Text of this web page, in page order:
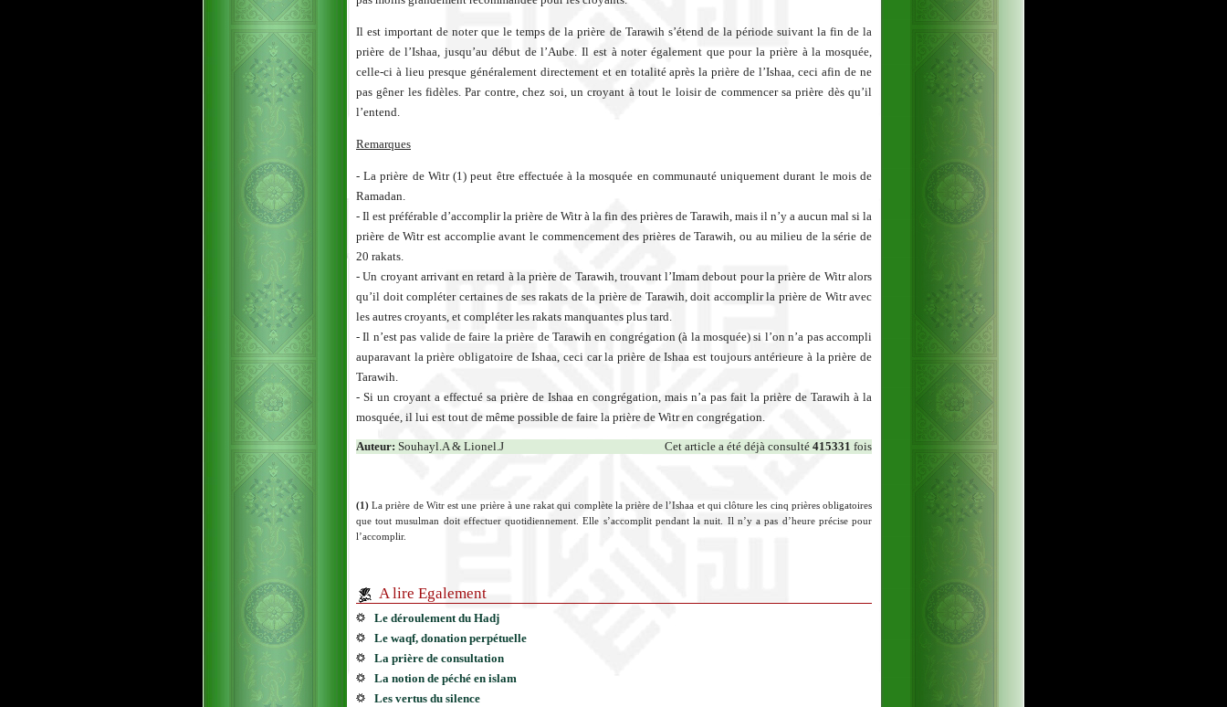
Il est important de noter que le temps de la prière de Tarawih s’étend de la période suivant la fin de la
prière de l’Ishaa, jusqu’au début de l’Aube. Il est à noter également que pour la prière à la mosquée,
celle-ci à lieu presque généralement directement et en totalité après la prière de l’Ishaa, ceci afin de ne
pas gêner les fidèles. Par contre, chez soi, un croyant à tout le loisir de commencer sa prière dès qu’il
l’entend.
Remarques
- La prière de Witr (1) peut être effectuée à la mosquée en communauté uniquement durant le mois de
Ramadan.
- Il est préférable d’accomplir la prière de Witr à la fin des prières de Tarawih, mais il n’y a aucun mal si la
prière de Witr est accomplie avant le commencement des prières de Tarawih, ou au milieu de la série de
20 rakats.
- Un croyant arrivant en retard à la prière de Tarawih, trouvant l’Imam debout pour la prière de Witr alors
qu’il doit compléter certaines de ses rakats de la prière de Tarawih, doit accomplir la prière de Witr avec
les autres croyants, et compléter les rakats manquantes plus tard.
- Il n’est pas valide de faire la prière de Tarawih en congrégation (à la mosquée) si l’on n’a pas accompli
auparavant la prière obligatoire de Ishaa, ceci car la prière de Ishaa est toujours antérieure à la prière de
Tarawih.
- Si un croyant a effectué sa prière de Ishaa en congrégation, mais n’a pas fait la prière de Tarawih à la
mosquée, il lui est tout de même possible de faire la prière de Witr en congrégation.
Auteur: Souhayl.A & Lionel.J Cet article a été déjà consulté 415331 fois
(1) La prière de Witr est une prière à une rakat qui complète la prière de l’Ishaa et qui clôture les cinq prières obligatoires
que tout musulman doit effectuer quotidiennement. Elle s’accomplit pendant la nuit. Il n’y a pas d’heure précise pour
l’accomplir.
A lire Egalement
Le déroulement du Hadj
Le waqf, donation perpétuelle
La prière de consultation
La notion de péché en islam
Les vertus du silence